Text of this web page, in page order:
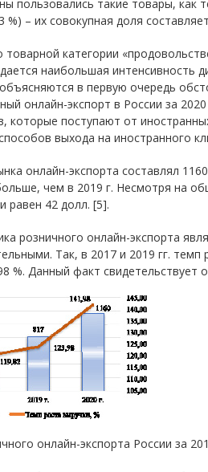
пользовались такие товары, как
– их совокупная доля
категории
наибольшая интенсивность
в первую очередь
онлайн-экспорт в России за
которые поступают от
выхода на иностранного
онлайн-экспорта составлял
чем в 2019 г. Несмотря на
равен 42 долл. [5].
розничного онлайн-экспорта
Так, в 2017 и 2019 гг.
%. Данный факт свидетельствует
онлайн-экспорта России за